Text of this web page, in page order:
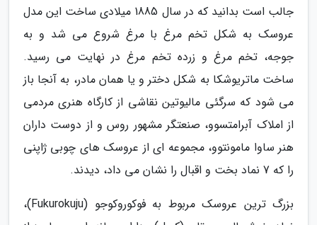
جالب است بدانید که در سال 1885 میلادی ساخت این مدل
عروسک به شکل تخم مرغ با مرغ شروع می شد و به
جوجه، تخم مرغ و زرده تخم مرغ در نهایت می رسید.
ساخت ماتریوشکا به شکل دختر و یا همان مادر، به آنجا باز
می شود که سرگئی مالیوتین نقاشی از کارگاه هنری مردمی
از املاک آبرامتسوو، صنعتگر مشهور روس و از دوست داران
هنر ساوا مامونتوو، مجموعه ای از عروسک های چوبی ژاپنی
را که 7 نماد بخت و اقبال را نشان می داد، دیدند.
بزرگ ترین عروسک مربوط به فوکوروکوجو (Fukurokuju)،